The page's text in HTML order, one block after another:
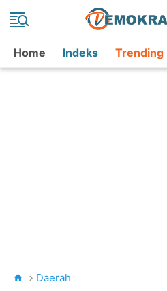
Home Indeks Trending
Daerah